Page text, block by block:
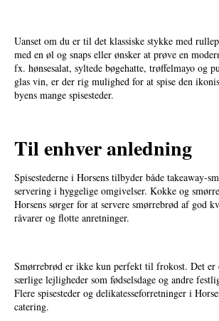
Uanset om du er til det klassiske stykke med
med en øl og snaps eller ønsker at prøve en
fx. hønsesalat, syltede bøgehatte, trøffelmayo og
glas vin, er der rig mulighed for at spise den
byens mange spisesteder.
Til enhver anledning
Spisestederne i Horsens tilbyder både takeaway-
servering i hyggelige omgivelser. Kokke og
Horsens sørger for at servere smørrebrød af god
råvarer og flotte anretninger.
Smørrebrød er ikke kun perfekt til frokost. Det er
særlige lejligheder som fødselsdage og andre
Flere spisesteder og delikatesseforretninger i
catering.